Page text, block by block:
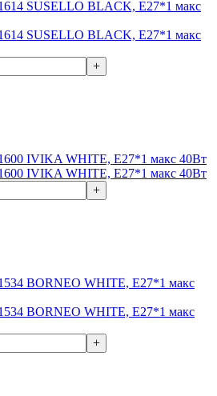
SUSELLO BLACK, Е27*1 макс
SUSELLO BLACK, Е27*1 макс
+
IVIKA WHITE, E27*1 макс 40Вт
IVIKA WHITE, E27*1 макс 40Вт
+
BORNEO WHITE, Е27*1 макс
BORNEO WHITE, Е27*1 макс
+